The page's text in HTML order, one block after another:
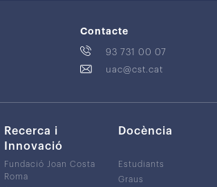
Contacte
93 731 00 07
uac@cst.cat
Recerca i
Innovació
Fundació Joan Costa
Roma
Docència
Estudiants
Graus